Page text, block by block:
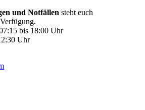
und Notfällen steht euch
bis 18:00 Uhr
Uhr